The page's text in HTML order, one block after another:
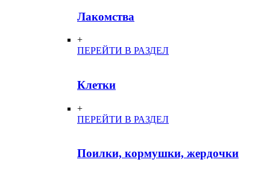
Лакомства
+
ПЕРЕЙТИ В РАЗДЕЛ
Клетки
+
ПЕРЕЙТИ В РАЗДЕЛ
Поилки, кормушки, жердочки